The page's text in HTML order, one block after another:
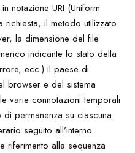
notazione URI (Uniform
richiesta, il metodo utilizzato
la dimensione del file
indicante lo stato della
ecc.) il paese di
browser e del sistema
varie connotazioni temporali
permanenza su ciascuna
seguito all’interno
riferimento alla sequenza